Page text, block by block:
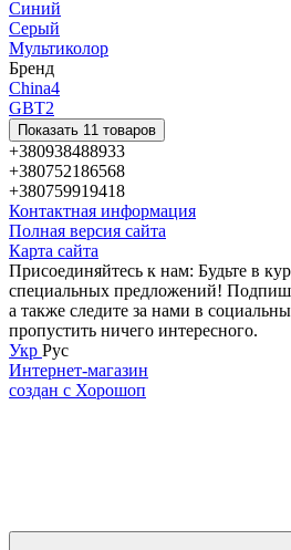
Синий
Серый
Мультиколор
Бренд
China4
GBT2
Показать 11 товаров
+380938488933
+380752186568
+380759919418
Контактная информация
Полная версия сайта
Карта сайта
Присоединяйтесь к нам: Будьте в
специальных предложений!
а также следите за нами в
пропустить ничего интересного.
Укр Рус
Интернет-магазин
создан с Хорошоп